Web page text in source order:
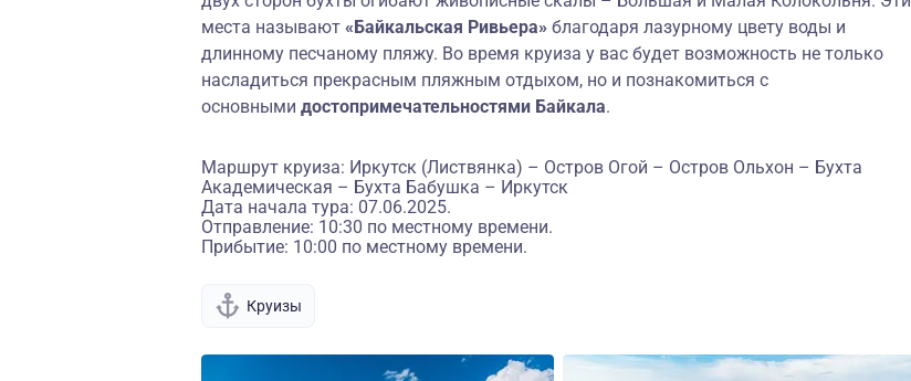
места называют «Байкальская Ривьера» благодаря лазурному цвету воды и
длинному песчаному пляжу. Во время круиза у вас будет возможность не только
насладиться прекрасным пляжным отдыхом, но и познакомиться с
основными достопримечательностями Байкала.
Маршрут круиза: Иркутск (Листвянка) – Остров Огой – Остров Ольхон – Бухта
Академическая – Бухта Бабушка – Иркутск
Дата начала тура: 07.06.2025.
Отправление: 10:30 по местному времени.
Прибытие: 10:00 по местному времени.
Круизы